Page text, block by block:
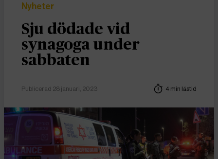
Nyheter
Sju dödade vid
synagoga under
sabbaten
Publicerad 28 januari, 2023 4 min lästid